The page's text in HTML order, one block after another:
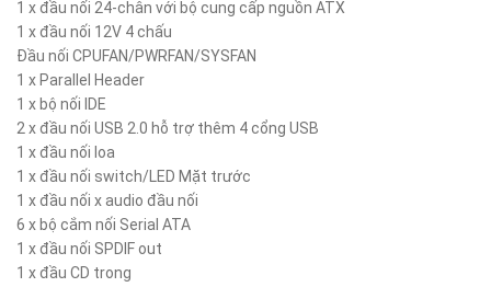
1 x đầu nối 24-chân với bộ cung cấp nguồn ATX
1 x đầu nối 12V 4 chấu
Đầu nối CPUFAN/PWRFAN/SYSFAN
1 x Parallel Header
1 x bộ nối IDE
2 x đầu nối USB 2.0 hỗ trợ thêm 4 cổng USB
1 x đầu nối loa
1 x đầu nối switch/LED Mặt trước
1 x đầu nối x audio đầu nối
6 x bộ cắm nối Serial ATA
1 x đầu nối SPDIF out
1 x đầu CD trong